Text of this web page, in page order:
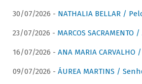
30/07/2026 - NATHALIA BELLAR /
23/07/2026 - MARCOS SACRAMENTO
16/07/2026 - ANA MARIA
09/07/2026 - ÁUREA MARTINS /